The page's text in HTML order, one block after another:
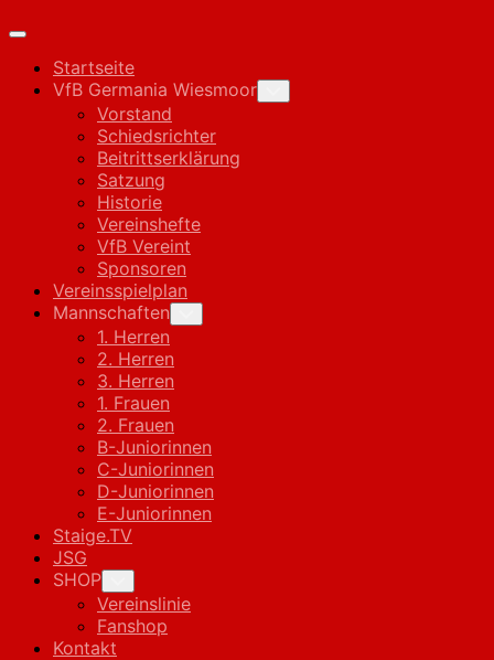
Expand
Startseite
VfB Germania Wiesmoor
Child
Vorstand
Schiedsrichter
Beitrittserklärung
Satzung
Historie
Vereinshefte
VfB Vereint
Sponsoren
Vereinsspielplan
Mannschaften
Child
1. Herren
2. Herren
3. Herren
1. Frauen
2. Frauen
B-Juniorinnen
C-Juniorinnen
D-Juniorinnen
E-Juniorinnen
Staige.TV
JSG
SHOP
Child
Menu
Vereinslinie
Fanshop
Kontakt